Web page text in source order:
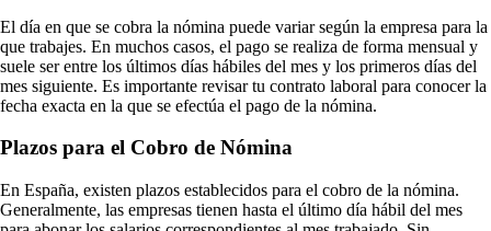
El día en que se cobra la nómina puede variar según la empresa para la
que trabajes. En muchos casos, el pago se realiza de forma mensual y
suele ser entre los últimos días hábiles del mes y los primeros días del
mes siguiente. Es importante revisar tu contrato laboral para conocer la
fecha exacta en la que se efectúa el pago de la nómina.
Plazos para el Cobro de Nómina
En España, existen plazos establecidos para el cobro de la nómina.
Generalmente, las empresas tienen hasta el último día hábil del mes